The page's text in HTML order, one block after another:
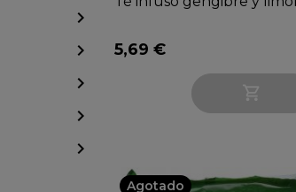
5,69 €

Agotado